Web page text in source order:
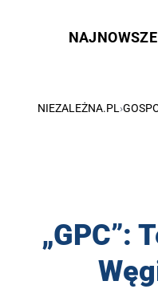
NAJNOWSZE
NIEZALEŻNA.PL ›
„GPC”: